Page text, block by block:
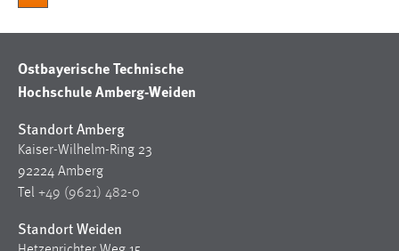
Ostbayerische Technische
Hochschule Amberg-Weiden
Standort Amberg
Kaiser-Wilhelm-Ring 23
92224 Amberg
Tel +49 (9621) 482-0
Standort Weiden
Wird benötigt um die Chatfunktion nutzen zu können.
Cookie Laufzeit:
MibewSessionID, mibew-chat-frame-style-
Jahre, MIBEW_UserID = 1 Jahr
Login
fe_user, be_user, be_lastLoginProvider